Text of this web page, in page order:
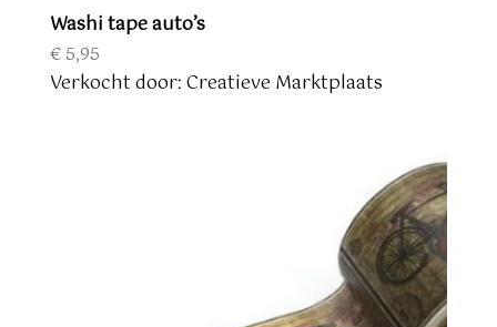
Washi tape auto’s
€5,95
Verkocht door: Creatieve Marktplaats